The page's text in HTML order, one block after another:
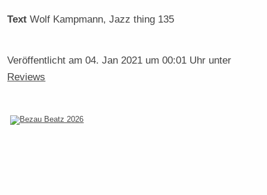
Text Wolf Kampmann, Jazz thing 135
Veröffentlicht am04. Jan 2021 um 00:01 Uhr unter
Reviews